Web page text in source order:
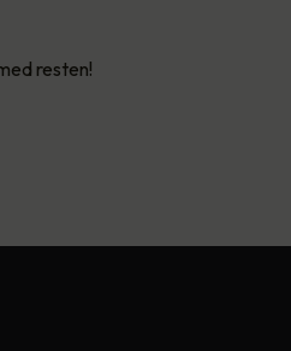
resten!